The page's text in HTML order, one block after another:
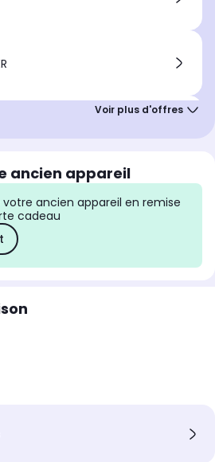
ancien appareil
ancien appareil en remise
cadeau